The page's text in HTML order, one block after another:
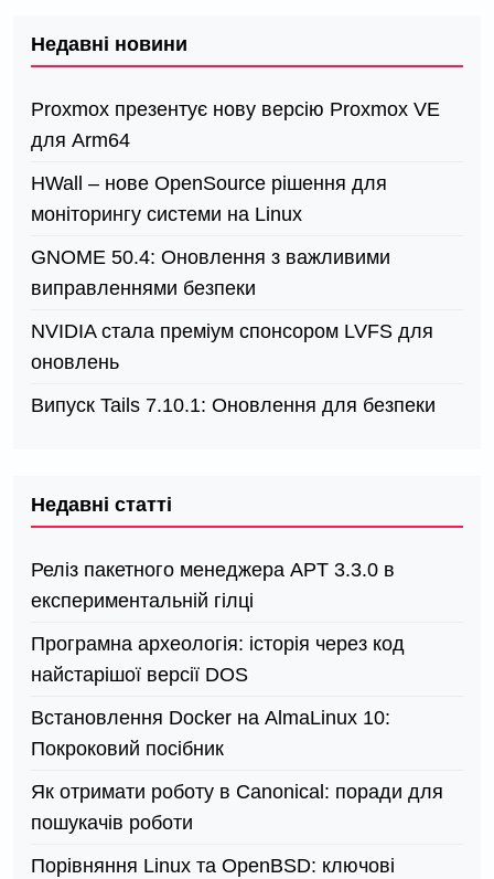
Недавні новини
Proxmox презентує нову версію Proxmox VE
для Arm64
HWall – нове OpenSource рішення для
моніторингу системи на Linux
GNOME 50.4: Оновлення з важливими
виправленнями безпеки
NVIDIA стала преміум спонсором LVFS для
оновлень
Випуск Tails 7.10.1: Оновлення для безпеки
Недавні статті
Реліз пакетного менеджера APT 3.3.0 в
експериментальній гілці
Програмна археологія: історія через код
найстарішої версії DOS
Встановлення Docker на AlmaLinux 10:
Покроковий посібник
Як отримати роботу в Canonical: поради для
пошукачів роботи
Порівняння Linux та OpenBSD: ключові